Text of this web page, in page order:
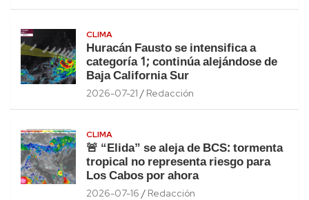
CLIMA
Huracán Fausto se intensifica a
categoría 1; continúa alejándose de
Baja California Sur
2026-07-21 Redacción
CLIMA
🚨 “Elida” se aleja de BCS: tormenta
tropical no representa riesgo para
Los Cabos por ahora
2026-07-16 Redacción